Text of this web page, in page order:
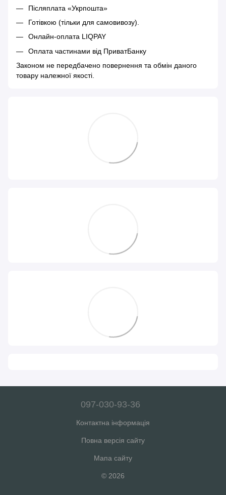
Післяплата «Укрпошта»
Готівкою (тільки для самовивозу).
Онлайн-оплата LIQPAY
Оплата частинами від ПриватБанку
Законом не передбачено повернення та обмін даного
товару належної якості.
097-030-93-36
Контактна інформація
Повна версія сайту
Мапа сайту
© 2026